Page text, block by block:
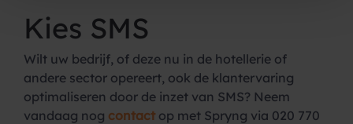
Kies SMS
Wilt uw bedrijf, of deze nu in de hotellerie of
andere sector opereert, ook de klantervaring
optimaliseren door de inzet van SMS? Neem
vandaag nog contact op met Spryng via 020 770